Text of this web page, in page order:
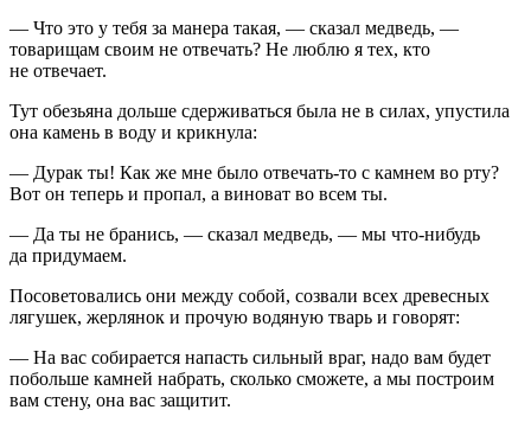
— Что это у тебя за манера такая, — сказал медведь, —
товарищам своим не отвечать? Не люблю я тех, кто
не отвечает.
Тут обезьяна дольше сдерживаться была не в силах, упустила
она камень в воду и крикнула:
— Дурак ты! Как же мне было отвечать-то с камнем во рту?
Вот он теперь и пропал, а виноват во всем ты.
— Да ты не бранись, — сказал медведь, — мы что-нибудь
да придумаем.
Посоветовались они между собой, созвали всех древесных
лягушек, жерлянок и прочую водяную тварь и говорят:
— На вас собирается напасть сильный враг, надо вам будет
побольше камней набрать, сколько сможете, а мы построим
вам стену, она вас защитит.